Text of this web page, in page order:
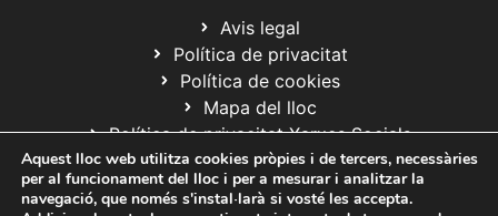
Avis legal
Política de privacitat
Política de cookies
Mapa del lloc
Política de privacitat Xarxes Socials
Aquest lloc web utilitza cookies pròpies i de tercers, necessàries
per al funcionament del lloc i per a mesurar i analitzar la
navegació, que només s'instal·larà si vosté les accepta.